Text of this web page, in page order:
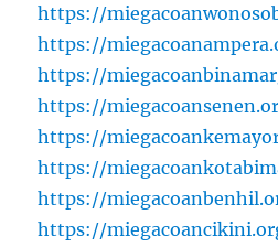
https://
https://
https://
https://
https://
https://
https://
https://